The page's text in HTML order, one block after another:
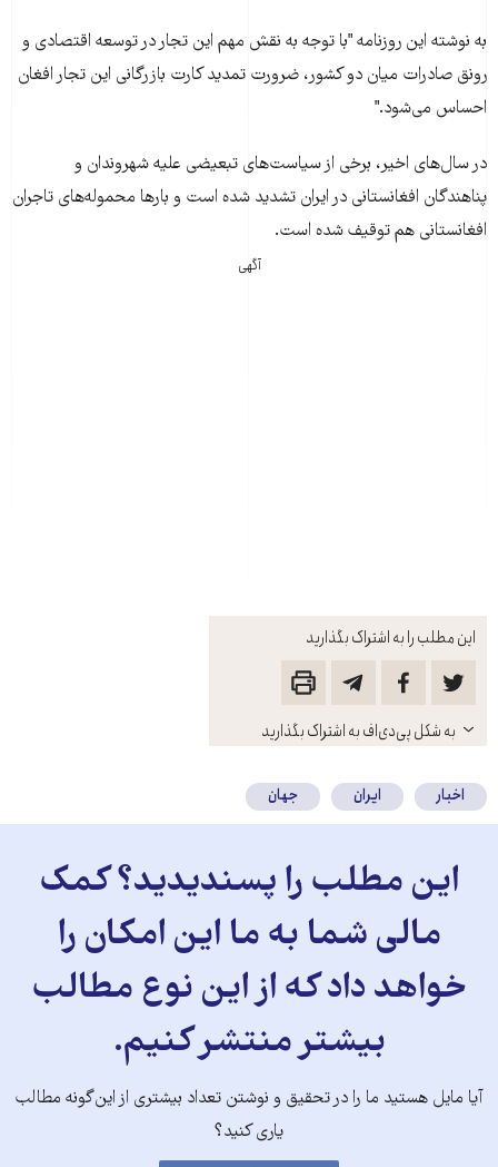
این مطلب را به اشتراک بگذارید
باز
کنید
به شکل پی‌دی‌اف به اشتراک بگذارید
به نوشته اين روزنامه "با توجه به نقش مهم اين تجار در توسعه اقتصادی و
رونق صادرات ميان دو کشور، ضرورت تمديد کارت بازرگانی اين تجار افغان
احساس می‌شود."
در سال‌های اخیر، برخی از سیاست‌های تبعیضی علیه شهروندان و
پناهندگان افغانستانی در ایران تشدید شده است و بارها محموله‌های تاجران
افغانستانی هم توقیف شده است.
آگهی
اخبار ایران جهان
این مطلب را پسندیدید؟ کمک
مالی شما به ما این امکان را
خواهد داد که از این نوع مطالب
بیشتر منتشر کنیم.
آیا مایل هستید ما را در تحقیق و نوشتن تعداد بیشتری از این‌گونه مطالب
یاری کنید؟